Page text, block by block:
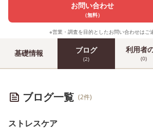
お問い合わせ
（無料）
※営業・調査を目的としたお問い合わせはご
基礎情報 ブログ
(2)
利用者
(0)
ブログ一覧 (2件)
ストレスケア